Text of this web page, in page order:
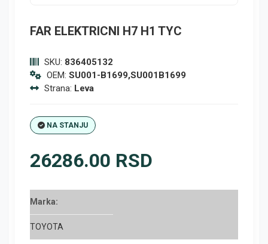
FAR ELEKTRICNI H7 H1 TYC
SKU: 836405132
OEM: SU001-B1699,SU001B1699
Strana: Leva
NA STANJU
26286.00 RSD
Marka:
TOYOTA